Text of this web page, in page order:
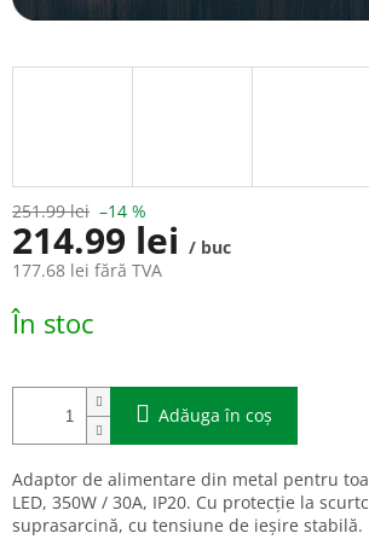
251.99 lei –14 %
214.99 lei / buc
177.68 lei fără TVA
Evaluare
preţ:
În stoc
Adăuga în coş
Adaptor de alimentare din metal pentru
LED, 350W / 30A, IP20. Cu protecție la
suprasarcină, cu tensiune de ieșire stabilă.